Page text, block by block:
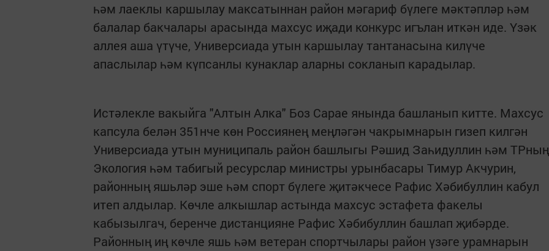
һәм лаеклы каршылау максатыннан район мәгариф бүлеге мәктәпләр һәм
балалар бакчалары арасында махсус иҗади конкурс игълан иткән иде. Үзәк
аллея аша үтүче, Универсиада утын каршылау тантанасына килүче
апаслылар һәм күпсанлы кунаклар аларны сокланып карадылар.
Истәлекле вакыйга "Алтын Алка" Боз Сарае янында башланып китте. Махсус
капсула белән 351нче көн Россиянең меңләгән чакрымнарын гизеп килгән
Универсиада утын муниципаль район башлыгы Рәшид Заһидуллин һәм ТРның
Экология һәм табигый ресурслар министры урынбасары Тимур Акчурин,
районның яшьләр эше һәм спорт бүлеге җитәкчесе Рафис Хәбибуллин кабул
итеп алдылар. Көчле алкышлар астында махсус эстафета факелы
кабызылгач, беренче дистанцияне Рафис Хәбибуллин башлап җибәрде.
Районның иң көчле яшь һәм ветеран спортчылары район үзәге урамнарын